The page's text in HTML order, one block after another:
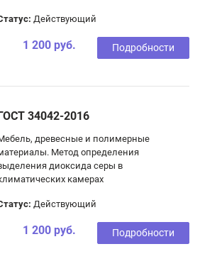
Действующий
1 200 руб. Подробности
34042-2016
древесные и полимерные
Метод определения
диоксида серы в
камерах
Действующий
1 200 руб. Подробности